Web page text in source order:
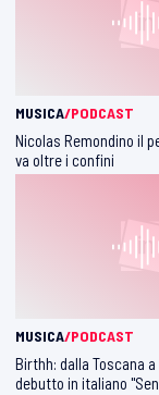
MUSICA/PODCAST
Nicolas Remondino il
va oltre i confini
MUSICA/PODCAST
Birthh: dalla Toscana
debutto in italiano